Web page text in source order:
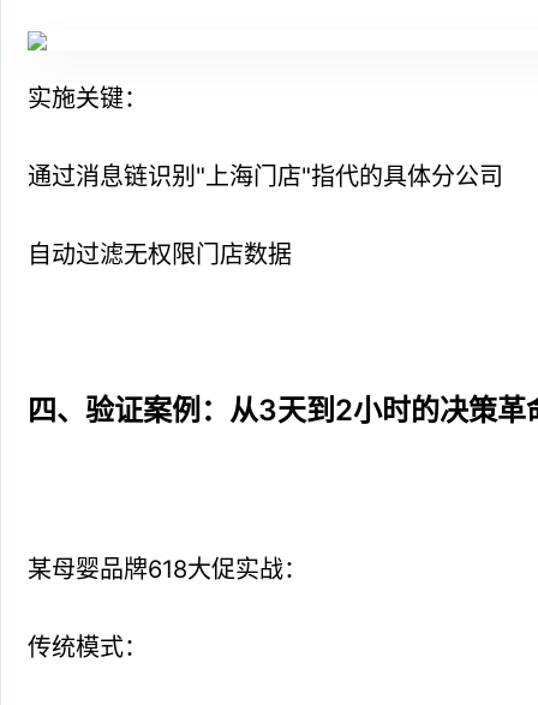
实施关键：
通过消息链识别"上海门店"指代的具体分公司
自动过滤无权限门店数据
四、验证案例：从3天到2小时的决策革
某母婴品牌618大促实战：
传统模式：